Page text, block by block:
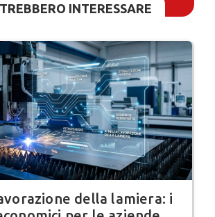
INTERESSARE
della lamiera: i